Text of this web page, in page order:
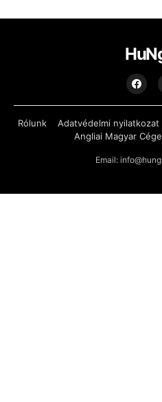
Rólunk Adatvédelmi nyilatkozat
Angliai Magyar
Email: